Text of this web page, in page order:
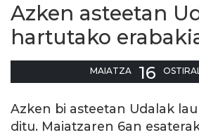
Azken asteetan
hartutako
MAIATZA 16
Azken bi asteetan Udalak
ditu. Maiatzaren 6an